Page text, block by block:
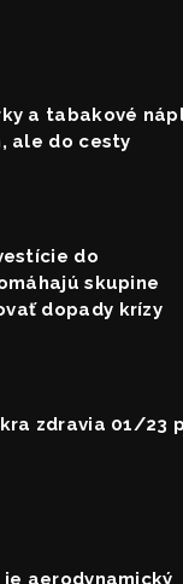
a tabakové
ale do cesty
do
skupine
dopady krízy
zdravia 01/23
je aerodynamický